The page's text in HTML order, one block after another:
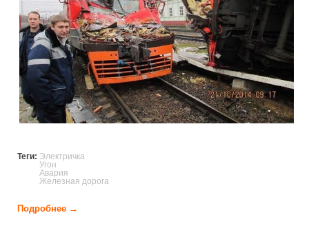
Теги: Электричка
Угон
Авария
Железная дорога
Подробнее →